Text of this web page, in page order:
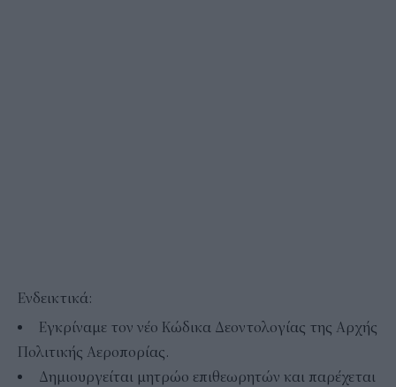
Ενδεικτικά:
Εγκρίναμε τον νέο Κώδικα Δεοντολογίας της Αρχής
Πολιτικής Αεροπορίας.
Δημιουργείται μητρώο επιθεωρητών και παρέχεται